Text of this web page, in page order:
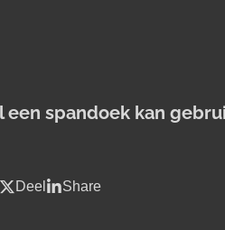
spandoek kan
Deel Share